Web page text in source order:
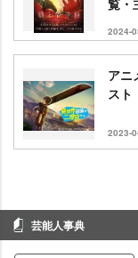
覧・
2024-
アニ
スト
2023-
芸能人事典